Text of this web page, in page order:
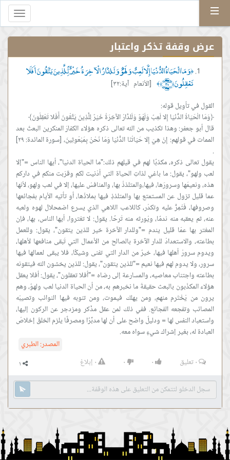
عرض وقفة تذكر واعتبار
﴿وَمَا الْحَيَاةُ الدُّنْيَا إِلَّا لَعِبٌ وَلَهْوٌ وَلَلدَّارُ الْآخِرَةُ خَيْرٌ لِّلَّذِينَ يَتَّقُونَ أَفَلَا
تَعْقِلُونَ ﴿٣٢﴾ ﴾
[الأنعام آية:٣٢]
قال أبو جعفر: وهذا تكذيب من الله تعالى ذكره هؤلاء الكفارَ المنكرين البعثَ بعد
الممات في قولهم: إِنْ هِيَ إِلا حَيَاتُنَا الدُّنْيَا وَمَا نَحْنُ بِمَبْعُوثِينَ، [سورة المائدة: ٢٩]
يقول تعالى ذكره، مكذبًا لهم في قيلهم ذلك:"ما الحياة الدنيا"، أيها الناس ="إلا
لعب ولهو"، يقول: ما باغي لذاتِ الحياة التي أدْنيت لكم وقرّبت منكم في داركم
هذه، ونعيمَها وسرورَها، فيها،والمتلذذُ بها، والمنافسُ عليها، إلا في لعب ولهو، لأنها
عما قليل تزول عن المستمتع بها والمتلذذِ فيها بملاذّها، أو تأتيه الأيام بفجائعها
وصروفها، فَتُمِرُّ عليه وتكدُر، كاللاعب اللاهي الذي يسرع اضمحلال لهوه ولعبه
عنه، ثم يعقبه منه ندمًا، ويُورثه منه تَرحًا. يقول: لا تغتروا، أيها الناس، بها، فإن
المغتر بها عمّا قليل يندم ="وللدار الآخرة خير للذين يتقون"، يقول: وللعمل
بطاعته، والاستعدادُ للدار الآخرة بالصالح من الأعمال التي تَبقى منافعها لأهلها،
ويدوم سرورُ أهلها فيها، خيرٌ من الدار التي تفنى وشيكًا، فلا يبقى لعمالها فيها
سرور، ولا يدوم لهم فيها نعيم ="للذين يتقون"، يقول: للذين يخشون الله فيتقونه
بطاعته واجتناب معاصيه، والمسارعة إلى رضاه ="أفلا تعقلون"، يقول: أفلا يعقل
هؤلاء المكذّبون بالبعث حقيقةَ ما نخبرهم به، من أن الحياة الدنيا لعب ولهوٌ، وهم
يرون من يُخْتَرم منهم، ومن يهلك فيموت، ومن تنوبه فيها النوائب وتصيبُه
المصائب وتفجعه الفجائع. ففي ذلك لمن عقل مدَّكر ومزدجر عن الركون إليها،
واستعباد النفس لها = ودليلٌ واضح على أن لها مدبِّرًا ومصرفًا يلزم الخلقَ إخلاصُ
العبادة له، بغير إشراك شيءٍ سواه معه.
المصدر:الطبري
٠تعليق ٠ ٠ ٠ إبلاغ